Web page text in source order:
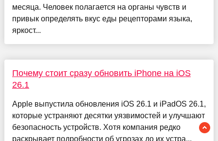
месяца. Человек полагается на органы чувств и
привык определять вкус еды рецепторами языка,
яркост...
Почему стоит сразу обновить iPhone на iOS
26.1
Apple выпустила обновления iOS 26.1 и iPadOS 26.1,
которые устраняют десятки уязвимостей и улучшают
безопасность устройств. Хотя компания редко
раскрывает подробности об угрозах до их устра...